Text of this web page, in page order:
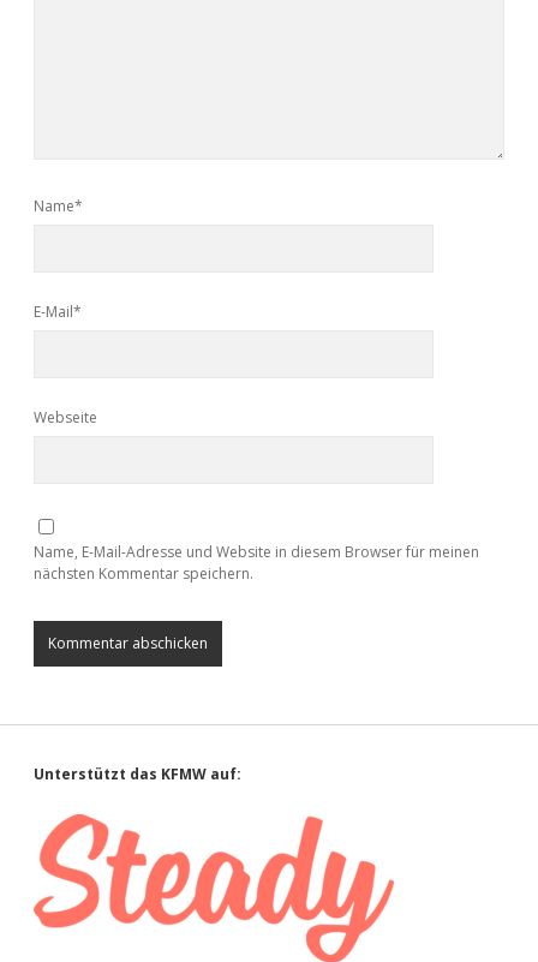
Name*
E-Mail*
Webseite
Name, E-Mail-Adresse und Website in diesem Browser für meinen
nächsten Kommentar speichern.
Sidebar
Unterstützt das KFMW auf: